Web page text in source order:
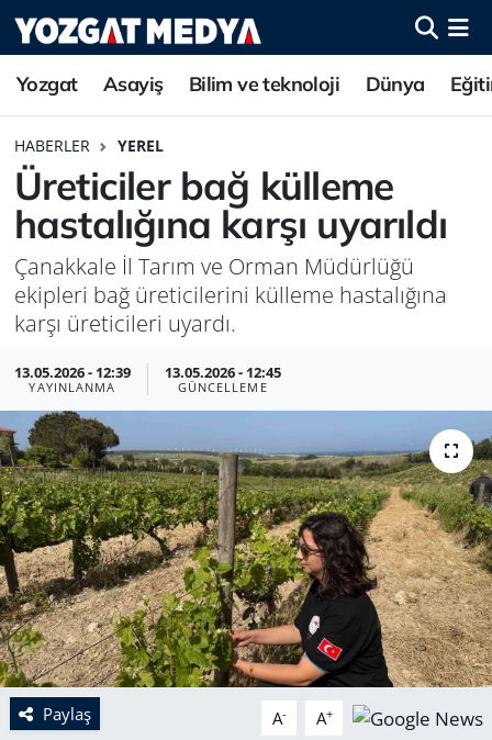
Yozgat Asayiş Bilim ve teknoloji Dünya
HABERLER YEREL
Üreticiler bağ külleme
hastalığına karşı uyarıldı
Çanakkale İl Tarım ve Orman Müdürlüğü
ekipleri bağ üreticilerini külleme hastalığına
karşı üreticileri uyardı.
13.05.2026 - 12:39
YAYINLANMA
13.05.2026 - 12:45
GÜNCELLEME
Paylaş A- A+